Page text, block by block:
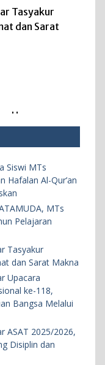
Tasyakur
dan Sarat
Upacara
ke-118,
Bangsa
ASAT
yang
Siswi MTs
Hafalan Al-
Siswi MTs
Hafalan Al-Qur’an
MTs
Pelajaran
Tasyakur
dan Sarat Makna
Upacara
ke-118,
Bangsa Melalui
ASAT 2025/2026,
Disiplin dan